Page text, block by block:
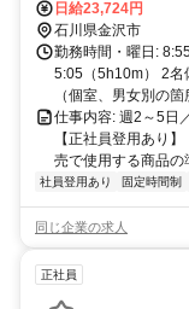
日給23,724円
石川県金沢市
勤務時間・曜日:
5:05（5h10m） 2名
（個室、男女別の
仕事内容: 週2～5日
【正社員登用あり
売で使用する商品
社員登用あり 固定時間制
同じ企業の求人
正社員